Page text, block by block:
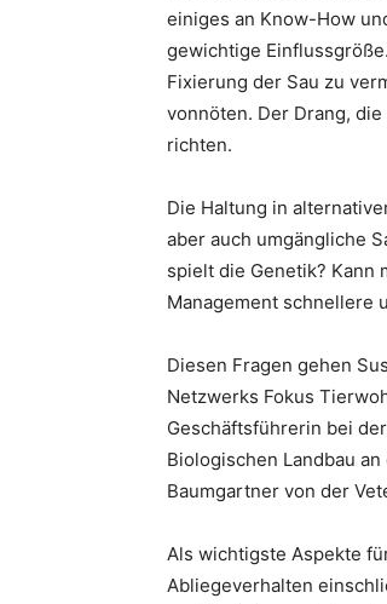
einiges an Know-How
gewichtige
Fixierung der Sau zu
vonnöten. Der Drang,
richten.
Die Haltung in
aber auch umgängliche
spielt die Genetik? Kann
Management schnellere
Diesen Fragen gehen
Netzwerks Fokus
Geschäftsführerin bei
Biologischen Landbau
Baumgartner von der
Als wichtigste Aspekte
Abliegeverhalten